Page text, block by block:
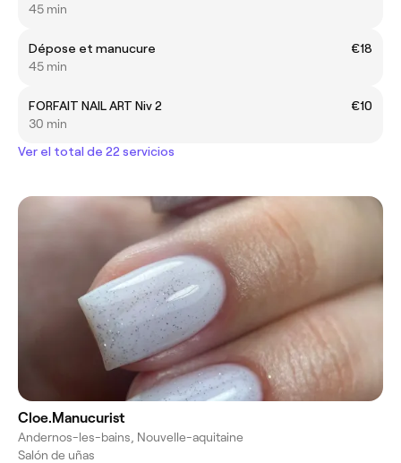
45 min
Dépose et manucure
€18
45 min
FORFAIT NAIL ART Niv 2
€10
30 min
Ver el total de 22 servicios
Cloe.Manucurist
Andernos-les-bains, Nouvelle-aquitaine
Salón de uñas